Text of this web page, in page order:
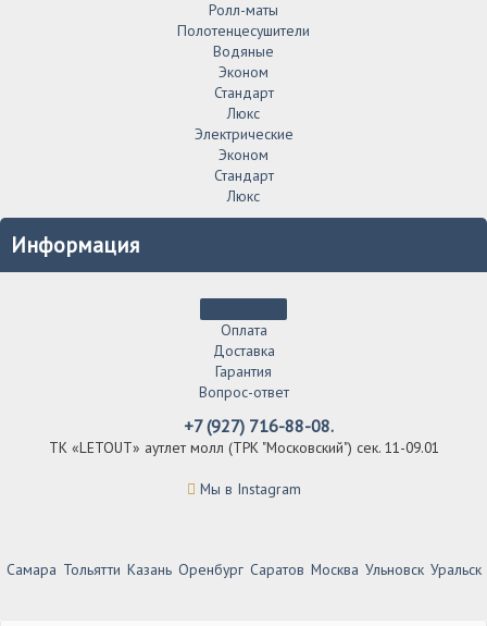
Ролл-маты
Полотенцесушители
Водяные
Эконом
Стандарт
Люкс
Электрические
Эконом
Стандарт
Люкс
Информация
Оплата
Доставка
Гарантия
Вопрос-ответ
+7 (927) 716-88-08.
ТК «LETOUT» аутлет молл (ТРК "Московский") сек. 11-09.01
Мы в Instagram
Самара Тольятти Казань Оренбург Саратов Москва Ульновск Уральск